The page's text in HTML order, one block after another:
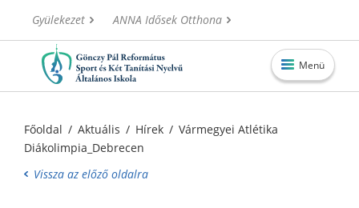
Gyülekezet ANNA Idősek Otthona
Menü
Aktuális
Iskolánk
Főoldal / Aktuális / Hírek / Vármegyei Atlétika
Diákolimpia_Debrecen
Vissza az előző oldalra